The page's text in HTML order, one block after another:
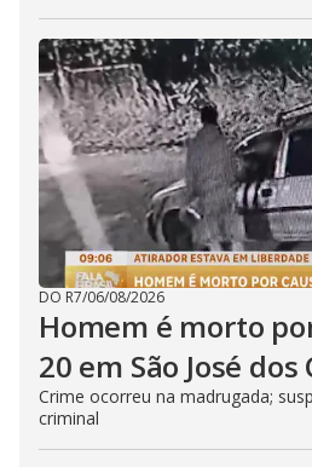
DO R7/06/08/2026
Homem é morto
20 em São José dos
Crime ocorreu na madrugada;
criminal